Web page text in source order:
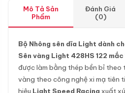
Mô Tả Sản
Phẩm
Đánh Giá
(0)
Bộ Nhông sên dĩa Light dành
Sên vàng Light 428HS 122
được làm bằng thép bền bỉ theo
vàng theo công nghệ xi mạ tiên
hiệu Light Speed Racing xuất